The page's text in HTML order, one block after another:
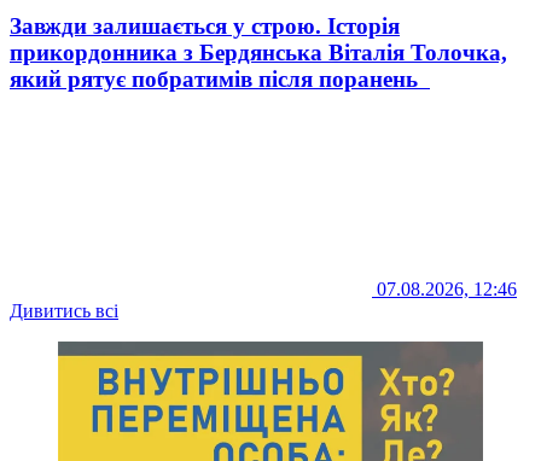
Завжди залишається у строю. Історія
прикордонника з Бердянська Віталія Толочка,
який рятує побратимів після поранень
07.08.2026, 12:46
Дивитись всі